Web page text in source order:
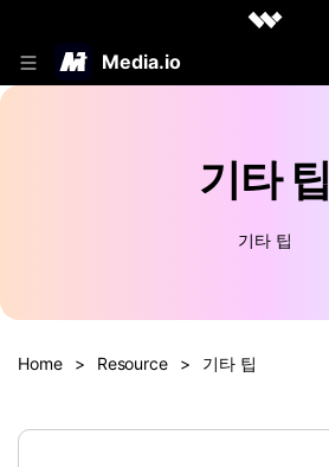
Media.io
기타 팁
기타 팁
Home > Resource > 기타 팁